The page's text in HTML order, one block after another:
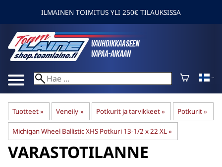
ILMAINEN TOIMITUS YLI 250€ TILAUKSISSA
Tuotteet‪» Veneily ‪» Potkurit ja tarvikkeet‪» Potkurit‪»
Michigan Wheel Ballistic XHS Potkuri 13-1/2 x 22 XL‪»
VARASTOTILANNE